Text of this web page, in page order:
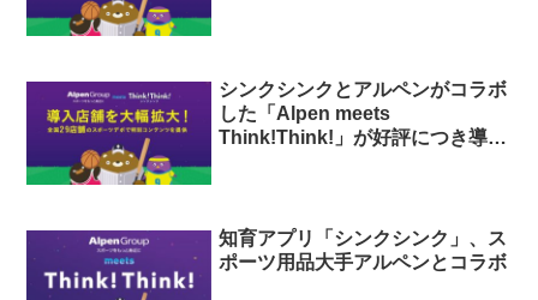
シンクシンクとアルペンがコラボ
した「Alpen meets
Think!Think!」が好評につき導入
知育アプリ「シンクシンク」、ス
ポーツ用品大手アルペンとコラボ